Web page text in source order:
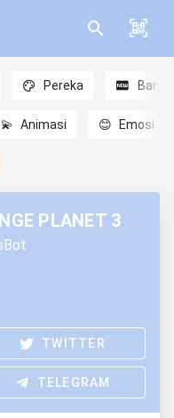
Pereka Baru
💫 Animasi 😊 Emosi
PLANET 3
TWITTER
TELEGRAM